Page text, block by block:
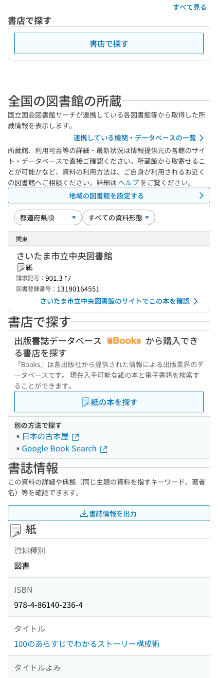
すべて見る
書店で探す
書店で探す
全国の図書館の所蔵
国立国会図書館サーチが連携している各図書館等から取得した所
蔵情報を表示します。
連携している機関・データベースの一覧
所蔵館、利用可否等の詳細・最新状況は情報提供元の各館のサイ
ト・データベースで直接ご確認ください。所蔵館から取寄せるこ
とが可能かなど、資料の利用方法は、ご自身が利用されるお近く
の図書館へご相談ください。詳細は ヘルプ をご覧ください。
地域の図書館を設定する
関東
さいたま市立中央図書館
紙
請求記号： 901.3 ｴﾉ
図書登録番号： 13190164551
さいたま市立中央図書館のサイトでこの本を確認
書店で探す
出版書誌データベース
から購入でき
る書店を探す
『Books』は各出版社から提供された情報による出版業界のデ
ータベースです。 現在入手可能な紙の本と電子書籍を検索す
ることができます。
紙の本を探す
別の方法で探す
日本の古本屋
Google Book Search
書誌情報
この資料の詳細や典拠（同じ主題の資料を指すキーワード、著者
名）等を確認できます。
書誌情報を出力
紙
資料種別
図書
ISBN
978-4-86140-236-4
タイトル
100のあらすじでわかるストーリー構成術
タイトルよみ